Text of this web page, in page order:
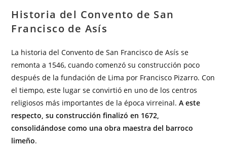
Historia del Convento de San
Francisco de Asís
La historia del Convento de San Francisco de Asís se
remonta a 1546, cuando comenzó su construcción poco
después de la fundación de Lima por Francisco Pizarro. Con
el tiempo, este lugar se convirtió en uno de los centros
religiosos más importantes de la época virreinal.A este
respecto, su construcción finalizó en 1672,
consolidándose como una obra maestra del barroco
limeño.